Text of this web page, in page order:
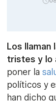
Los
tristes y lo
poner la
políticos y
han dicho